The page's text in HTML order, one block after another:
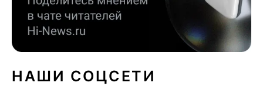
НАШИ СОЦСЕТИ